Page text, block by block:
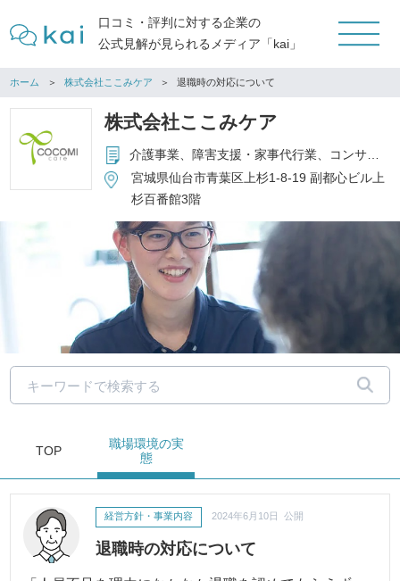
口コミ・評判に対する企業の
公式見解が見られるメディア「kai」
ホーム 株式会社ここみケア 退職時の対応について
株式会社ここみケア
介護事業、障害支援・家事代行業、コンサルティング事業
宮城県仙台市青葉区上杉1-8-19 副都心ビル上
杉百番館3階
TOP
職場環境の実
態
退職時の対応について
経営方針・事業内容 2024年6月10日 公開